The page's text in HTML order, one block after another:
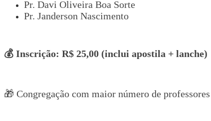
Pr. Davi Oliveira Boa Sorte
Pr. Janderson Nascimento
💰 Inscrição: R$ 25,00 (inclui apostila + lanche)
🎁 Congregação com maior número de